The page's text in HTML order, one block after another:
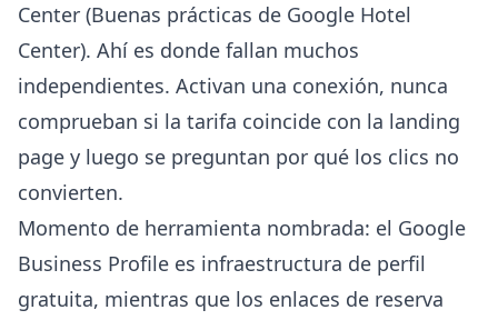
Center (Buenas prácticas de Google Hotel
Center). Ahí es donde fallan muchos
independientes. Activan una conexión, nunca
comprueban si la tarifa coincide con la landing
page y luego se preguntan por qué los clics no
convierten.
Momento de herramienta nombrada: el Google
Business Profile es infraestructura de perfil
gratuita, mientras que los enlaces de reserva